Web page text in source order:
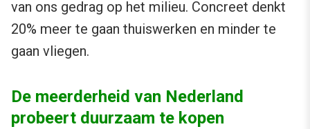
van ons gedrag op het milieu. Concreet denkt
20% meer te gaan thuiswerken en minder te
gaan vliegen.
De meerderheid van Nederland
probeert duurzaam te kopen